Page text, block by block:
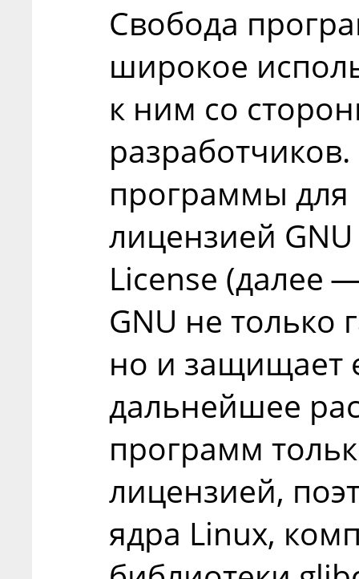
Свобода
широкое
к ним со
программы для
лицензией
License (далее
GNU не только
но и защищает
дальнейшее
программ
лицензией,
ядра Linux,